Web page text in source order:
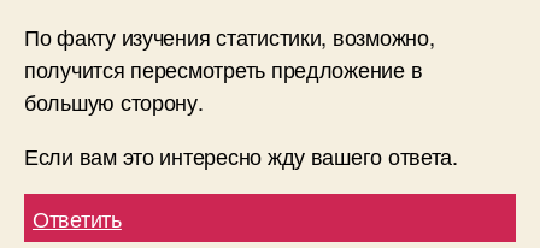
По факту изучения статистики, возможно,
получится пересмотреть предложение в
большую сторону.
Если вам это интересно жду вашего ответа.
Ответить